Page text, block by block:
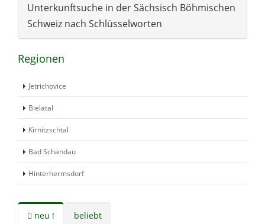
Unterkunftsuche in der Sächsisch Böhmischen
Schweiz nach Schlüsselworten
Regionen
Jetrichovice
Bielatal
Kirnitzschtal
Bad Schandau
Hinterhermsdorf
neu ! beliebt